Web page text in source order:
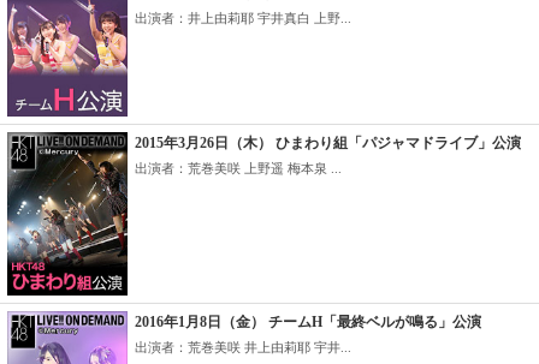
出演者：井上由莉耶 宇井真白 上野...
2015年3月26日（木） ひまわり組「パジャマドライブ」公演
出演者：荒巻美咲 上野遥 梅本泉 ...
2016年1月8日（金） チームH「最終ベルが鳴る」公演
出演者：荒巻美咲 井上由莉耶 宇井...